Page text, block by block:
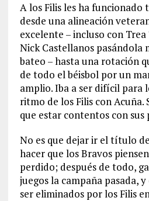
A los Filis les ha funcionado
desde una alineación
excelente – incluso con
Nick Castellanos pasándola
bateo – hasta una rotación
de todo el béisbol por un
amplio. Iba a ser difícil para
ritmo de los Filis con Acuña.
que estar contentos con sus
No es que dejar ir el título
hacer que los Bravos
perdido; después de todo,
juegos la campaña pasada,
ser eliminados por los Filis